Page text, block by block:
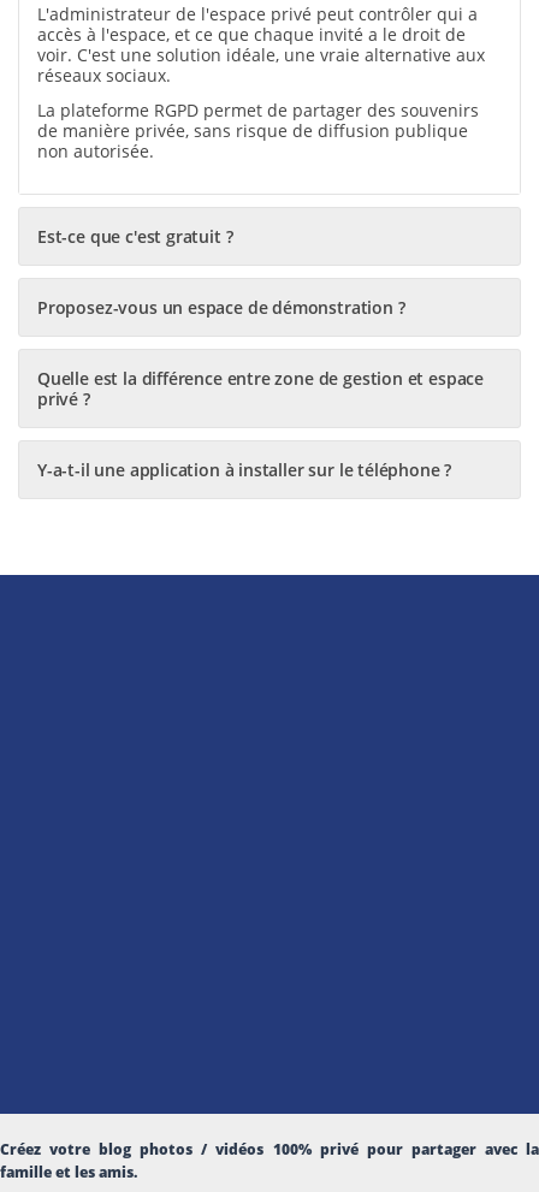
L'administrateur de l'espace privé peut contrôler qui a
accès à l'espace, et ce que chaque invité a le droit de
voir. C'est une solution idéale, une vraie alternative aux
réseaux sociaux.
La plateforme RGPD permet de partager des souvenirs
de manière privée, sans risque de diffusion publique
non autorisée.
Est-ce que c'est gratuit ?
Proposez-vous un espace de démonstration ?
Quelle est la différence entre zone de gestion et espace
privé ?
Y-a-t-il une application à installer sur le téléphone ?
Créez votre blog photos / vidéos 100% privé pour partager avec la
famille et les amis.